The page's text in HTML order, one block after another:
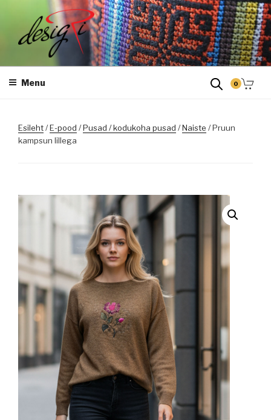
content
DESIGRI
Masintikkimine, tiimiriided, logo riietele tikkimine, kodukoha pusad,
Menu 0
Esileht/E-pood /Pusad / kodukoha pusad /Naiste / Pruun
kampsun lillega